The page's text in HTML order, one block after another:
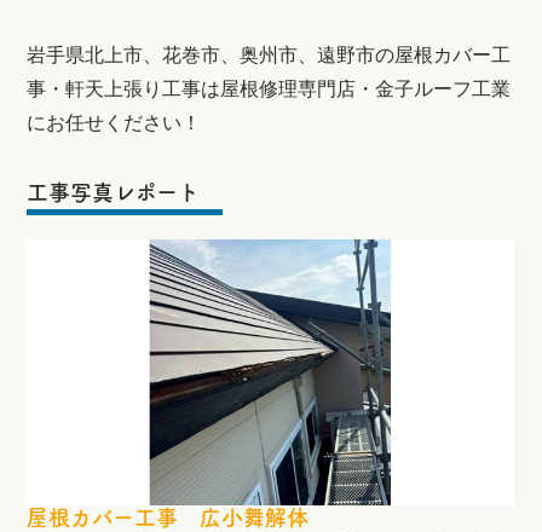
岩手県北上市、花巻市、奥州市、遠野市の屋根カバー工
事・軒天上張り工事は屋根修理専門店・金子ルーフ工業
にお任せください！
工事写真レポート
屋根カバー工事 広小舞解体